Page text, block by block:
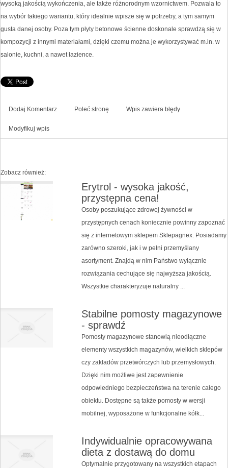
wysoką jakością wykończenia, ale także różnorodnym wzornictwem. Pozwala to
na wybór takiego wariantu, który idealnie wpisze się w potrzeby, a tym samym
gusta danej osoby. Poza tym płyty betonowe ścienne doskonale sprawdzą się w
kompozycji z innymi materiałami, dzięki czemu można je wykorzystywać m.in. w
salonie, kuchni, a nawet łazience.
Dodaj Komentarz Poleć stronę Wpis zawiera błędy
Modyfikuj wpis
Zobacz również:
Erytrol - wysoka jakość,
przystępna cena!
Osoby poszukujące zdrowej żywności w
przystępnych cenach koniecznie powinny zapoznać
się z internetowym sklepem Sklepagnex. Posiadamy
zarówno szeroki, jak i w pełni przemyślany
asortyment. Znajdą w nim Państwo wyłącznie
rozwiązania cechujące się najwyższa jakością.
Wszystkie charakteryzuje naturalny ...
Stabilne pomosty magazynowe
- sprawdź
Pomosty magazynowe stanowią nieodłączne
elementy wszystkich magazynów, wielkich sklepów
czy zakładów przetwórczych lub przemysłowych.
Dzięki nim możliwe jest zapewnienie
odpowiedniego bezpieczeństwa na terenie całego
obiektu. Dostępne są także pomosty w wersji
mobilnej, wyposażone w funkcjonalne kółk...
Indywidualnie opracowywana
dieta z dostawą do domu
Optymalnie przygotowany na wszystkich etapach